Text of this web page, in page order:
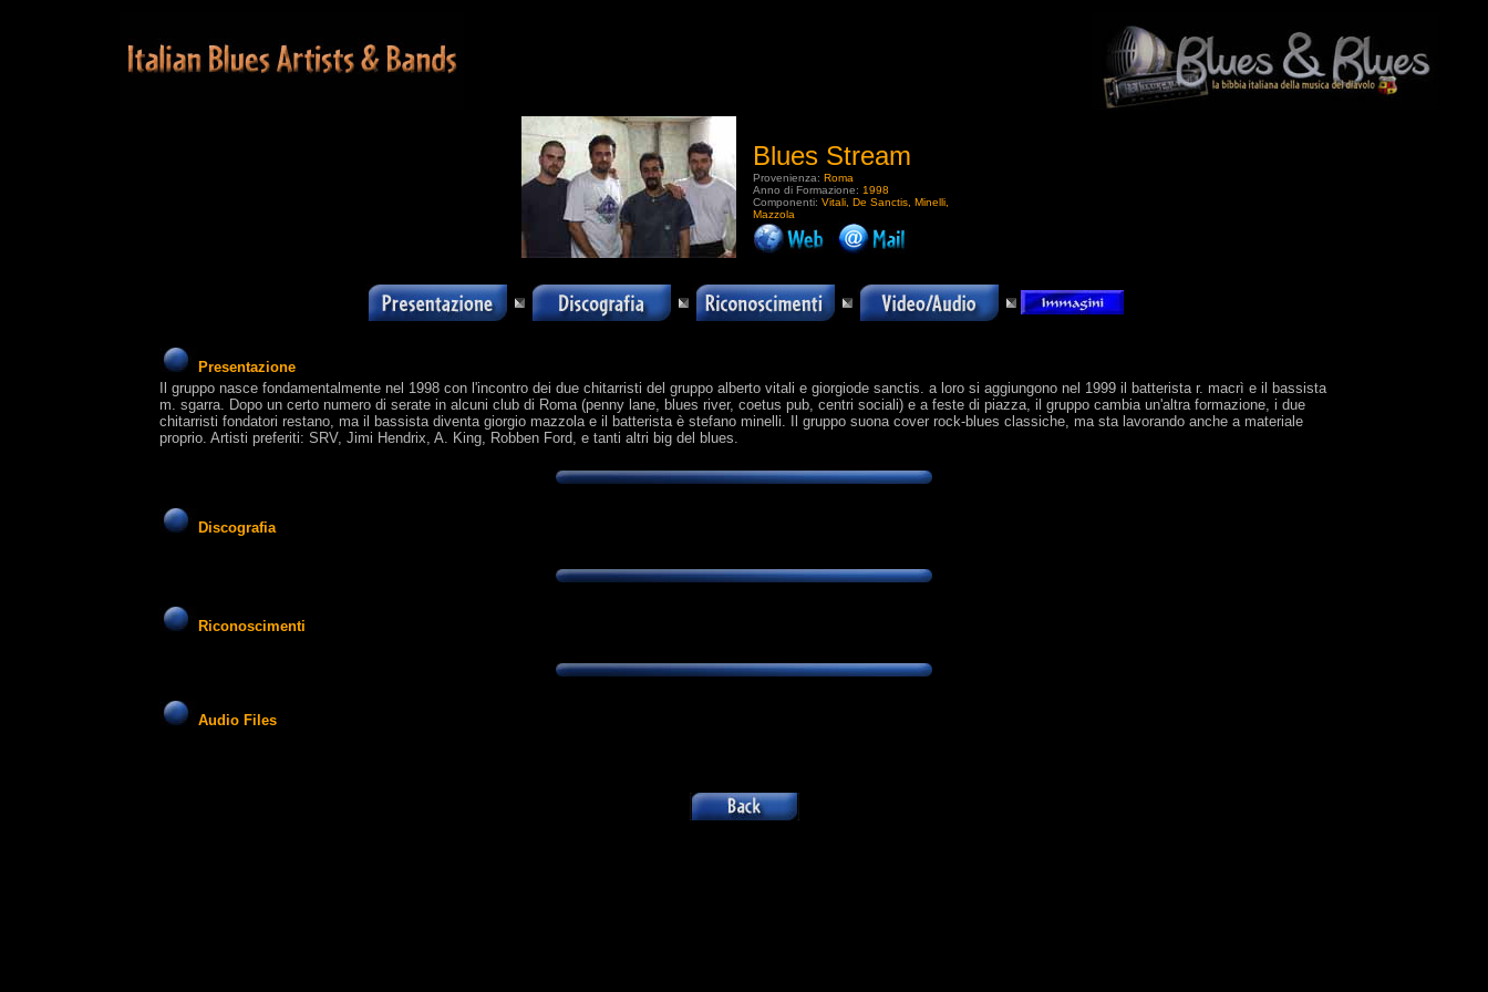
Blues Stream
Provenienza: Roma
Anno di Formazione: 1998
Componenti: Vitali, De Sanctis, Minelli,
Mazzola
Presentazione
Il gruppo nasce fondamentalmente nel 1998 con l'incontro dei due chitarristi del gruppo alberto vitali e giorgiode sanctis. a loro si aggiungono nel 1999 il batterista r. macrì e il bassista
m. sgarra. Dopo un certo numero di serate in alcuni club di Roma (penny lane, blues river, coetus pub, centri sociali) e a feste di piazza, il gruppo cambia un'altra formazione, i due
chitarristi fondatori restano, ma il bassista diventa giorgio mazzola e il batterista è stefano minelli. Il gruppo suona cover rock-blues classiche, ma sta lavorando anche a materiale
proprio. Artisti preferiti: SRV, Jimi Hendrix, A. King, Robben Ford, e tanti altri big del blues.
Discografia
Riconoscimenti
Audio Files